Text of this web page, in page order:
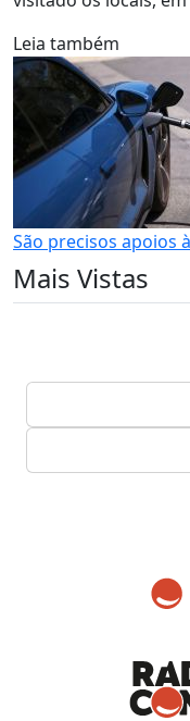
Leia também
São precisos apoios
Mais Vistas